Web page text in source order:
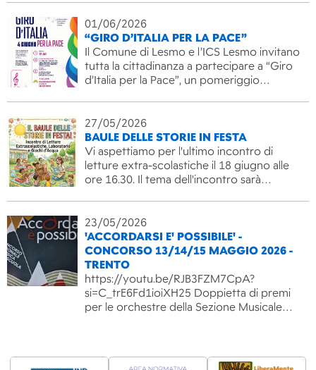
01/06/2026
“GIRO D’ITALIA PER LA PACE”
Il Comune di Lesmo e l’ICS Lesmo invitano
tutta la cittadinanza a partecipare a “Giro
d’Italia per la Pace”, un pomeriggio…
27/05/2026
BAULE DELLE STORIE IN FESTA
Vi aspettiamo per l'ultimo incontro di
letture extra-scolastiche il 18 giugno alle
ore 16.30. Il tema dell'incontro sarà…
23/05/2026
'ACCORDARSI E' POSSIBILE' -
CONCORSO 13/14/15 MAGGIO 2026 -
TRENTO
https://youtu.be/RJB3FZM7CpA?
si=C_trE6Fd1ioiXH25 Doppietta di premi
per le orchestre della Sezione Musicale…